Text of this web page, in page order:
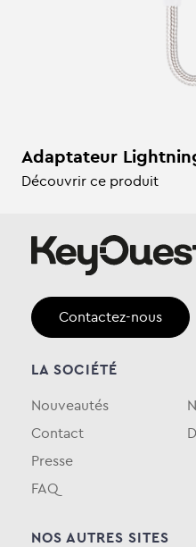
Adaptateur
Découvrir ce produit
Contactez-nous
LA SOCIÉTÉ
Nouveautés
Contact
Presse
FAQ
NOS AUTRES SITES